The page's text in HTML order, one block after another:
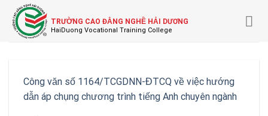
Skip
content
TRƯỜNG CAO ĐẲNG NGHỀ HẢI DƯƠNG
Công văn số 1164/TCGDNN-ĐTCQ về việc hướng
dẫn áp chụng chương trình tiếng Anh chuyên ngành